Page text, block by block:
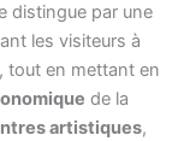
distingue par une
les visiteurs à
tout en mettant en
de la
artistiques,